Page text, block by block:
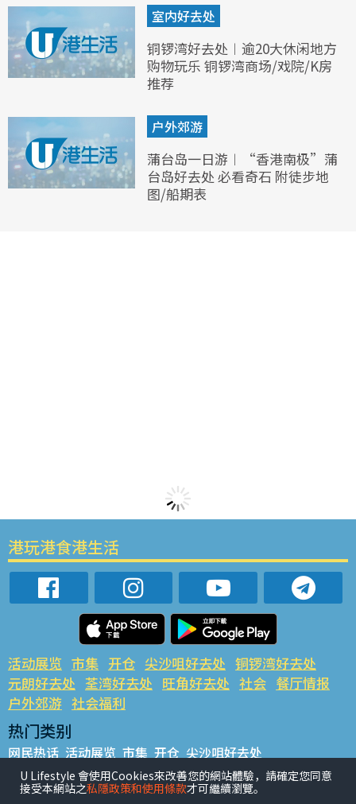
室内好去处
铜锣湾好去处︱逾20大休闲地方
购物玩乐 铜锣湾商场/戏院/K房
推荐
户外郊游
蒲台岛一日游︱“香港南极”蒲
台岛好去处 必看奇石 附徒步地
图/船期表
港玩港食港生活
活动展览 市集 开仓 尖沙咀好去处 铜锣湾好去处
元朗好去处 荃湾好去处 旺角好去处 社会 餐厅情报
户外郊游 社会福利
热门类别
网民热话 活动展览 市集 开仓 尖沙咀好去处
铜锣湾好去处 元朗好去处 荃湾好去处 旺角好去处 社会
餐厅情报 户外郊游
U Lifestyle 會使用Cookies來改善您的網站體驗，請確定您同意
接受本網站之私隱政策和使用條款才可繼續瀏覽。